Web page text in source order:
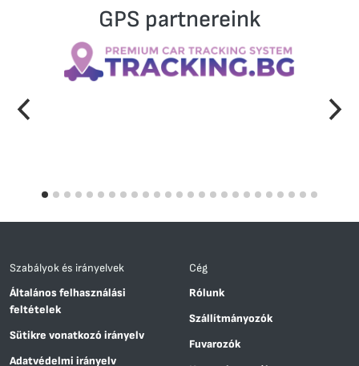
GPS partnereink
Szabályok és irányelvek
Általános felhasználási
feltételek
Sütikre vonatkozó irányelv
Adatvédelmi irányelv
Cég
Rólunk
Szállítmányozók
Fuvarozók